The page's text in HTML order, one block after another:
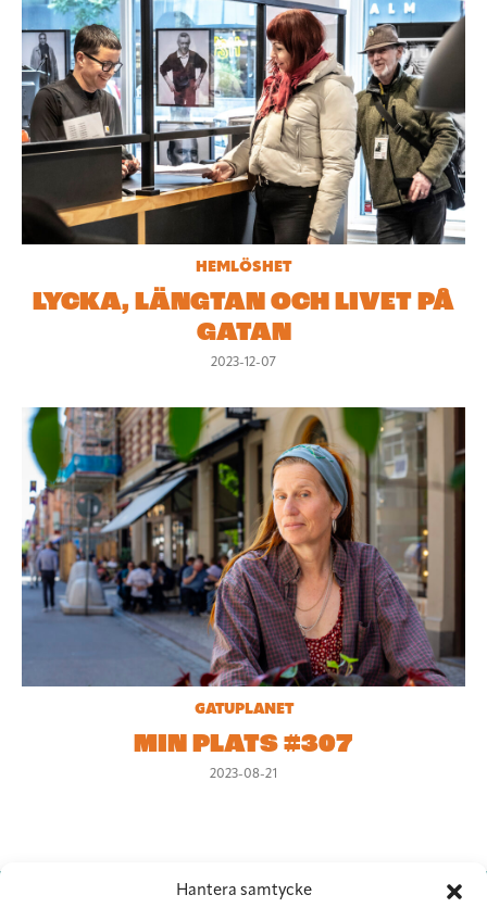
Hantera samtycke
HEMLÖSHET
LYCKA, LÄNGTAN OCH LIVET PÅ
GATAN
2023-12-07
GATUPLANET
MIN PLATS #307
2023-08-21